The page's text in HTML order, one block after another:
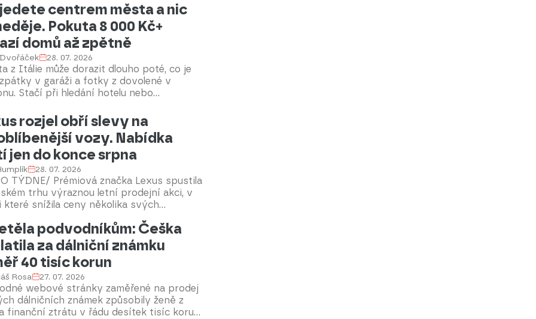
model od Goodyear, průkopníka v této
centrem města a nic
Pokuta 8 000 Kč+
domů až zpětně
28. 07. 2026
z Itálie může dorazit dlouho poté, co je
v garáži a fotky z dovolené v
Stačí při hledání hotelu nebo
do historického centra. Kamery
značku přečtou automaticky a
omyl pak vyjde na tisíce korun.
rozjel obří slevy na
vozy. Nabídka
jen do konce srpna
28. 07. 2026
TÝDNE/ Prémiová značka Lexus spustila
trhu výraznou letní prodejní akci, v
které snížila ceny několika svých
SUV řad LBX, UX, NX a RX, tedy vozů,
dnes tvoří páteř prodejů značky v Evropě
republice. Součástí akce je také
skladových a předváděcích vozů s
cenovými zvýhodněními. Podle
informací má akce platit do konce
podvodníkům: Češka
za dálniční známku
40 tisíc korun
Rosa 27. 07. 2026
webové stránky zaměřené na prodej
dálničních známek způsobily ženě z
finanční ztrátu v řádu desítek tisíc korun.